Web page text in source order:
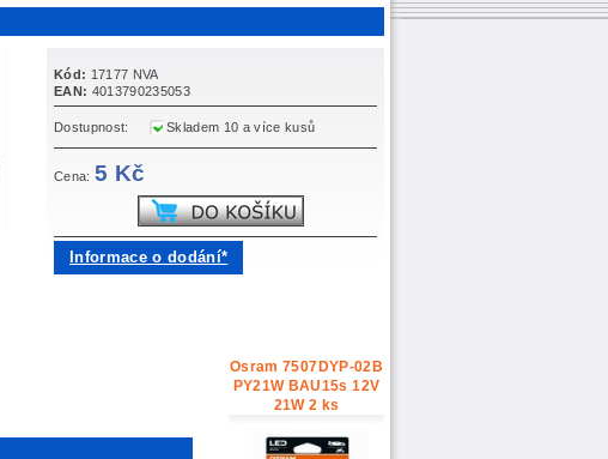
Kód: 17177 NVA
EAN: 4013790235053
Dostupnost: Skladem 10 a více kusů
Cena:5 Kč
Informace o dodání*
Osram 7507DYP-02B
PY21W BAU15s 12V
21W 2 ks